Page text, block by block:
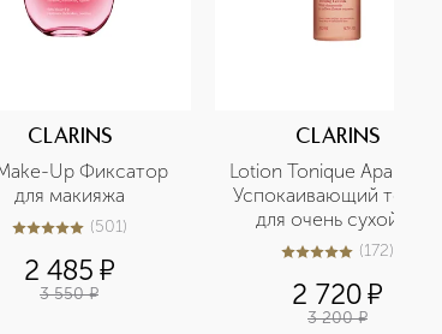
CLARINS
Up Фиксатор
для макияжа
5из 5501 (501)
2 485 ¤
3 550 ¤
CLARINS
Lotion Tonique Apaisante
Успокаивающий тоник
для очень сухой и
чувствительной кожи
5из 5172 (172)
2 720¤
3 200 ¤